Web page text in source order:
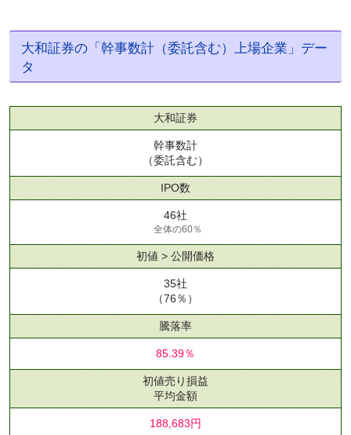
大和証券の「幹事数計（委託含む）上場企業」デー
タ
大和証券
幹事数計
（委託含む）
IPO数
46社
全体の60％
初値 > 公開価格
35社
（76％）
騰落率
85.39％
初値売り損益
平均金額
188,683円